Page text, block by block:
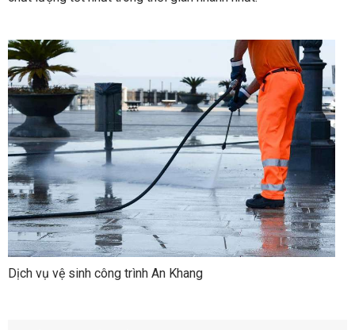
Dịch vụ vệ sinh công trình An Khang